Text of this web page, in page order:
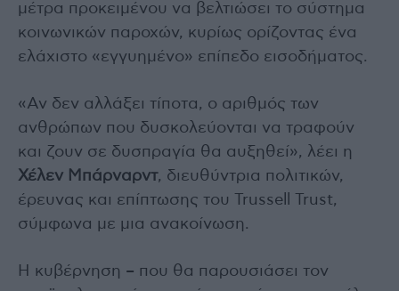
μέτρα προκειμένου να βελτιώσει το σύστημα
κοινωνικών παροχών, κυρίως ορίζοντας ένα
ελάχιστο «εγγυημένο» επίπεδο εισοδήματος.
«Αν δεν αλλάξει τίποτα, ο αριθμός των
ανθρώπων που δυσκολεύονται να τραφούν
και ζουν σε δυσπραγία θα αυξηθεί», λέει η
Χέλεν Μπάρναρντ, διευθύντρια πολιτικών,
έρευνας και επίπτωσης του Trussell Trust,
σύμφωνα με μια ανακοίνωση.
Η κυβέρνηση – που θα παρουσιάσει τον